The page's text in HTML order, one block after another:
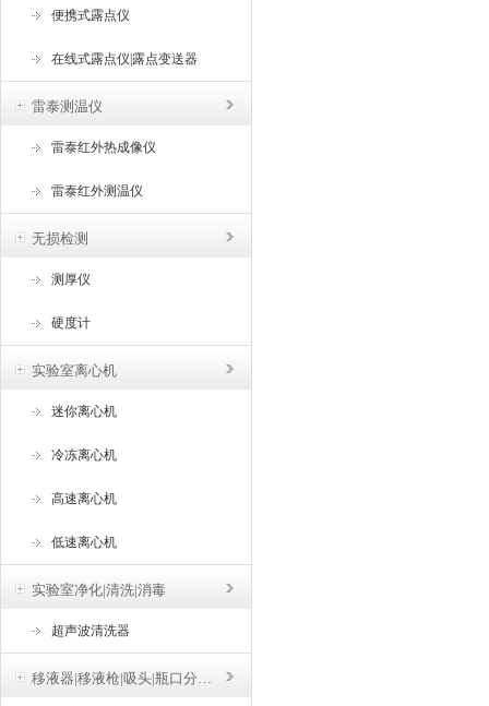
便携式露点仪
在线式露点仪|露点变送器
雷泰测温仪
雷泰红外热成像仪
雷泰红外测温仪
无损检测
测厚仪
硬度计
实验室离心机
迷你离心机
冷冻离心机
高速离心机
低速离心机
实验室净化|清洗|消毒
超声波清洗器
移液器|移液枪|吸头|瓶口分液器